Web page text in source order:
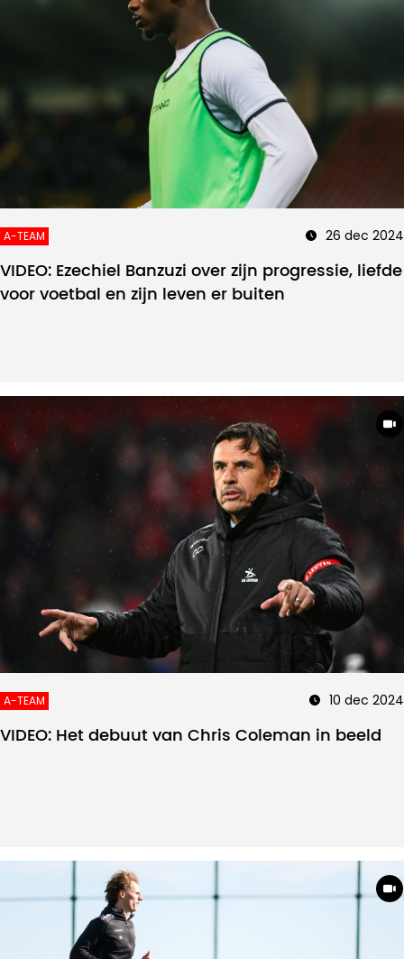
A-TEAM 26 dec 2024
VIDEO: Ezechiel Banzuzi over zijn progressie, liefde
voor voetbal en zijn leven er buiten
A-TEAM 10 dec 2024
VIDEO: Het debuut van Chris Coleman in beeld